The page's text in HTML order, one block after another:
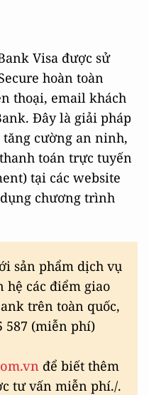
Visa được sử
hoàn toàn
thoại, email khách
Đây là giải pháp
cường an ninh,
toán trực tuyến
tại các website
chương trình
sản phẩm dịch vụ
hệ các điểm giao
trên toàn quốc,
587 (miễn phí)
để biết thêm
tư vấn miễn phí./.